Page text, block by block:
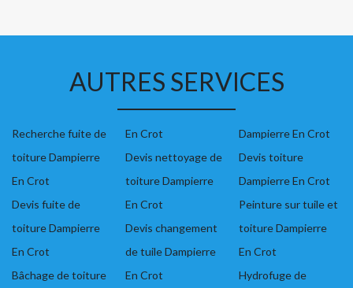
AUTRES SERVICES
Recherche fuite de
toiture Dampierre
En Crot
Devis fuite de
toiture Dampierre
En Crot
Bâchage de toiture
En Crot
Devis nettoyage de
toiture Dampierre
En Crot
Devis changement
de tuile Dampierre
En Crot
Dampierre En Crot
Devis toiture
Dampierre En Crot
Peinture sur tuile et
toiture Dampierre
En Crot
Hydrofuge de